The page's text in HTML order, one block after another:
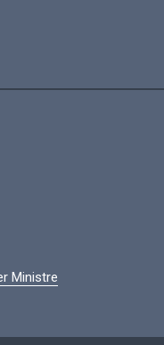
Ministre